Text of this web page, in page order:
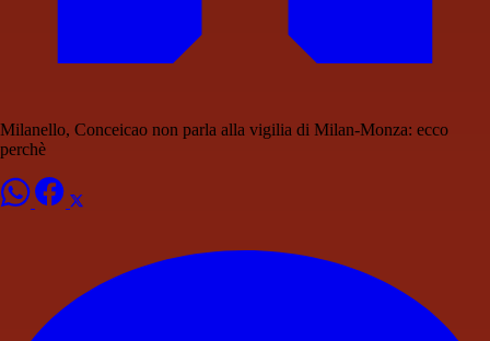
Milanello, Conceicao non parla alla vigilia di Milan-Monza: ecco
perchè